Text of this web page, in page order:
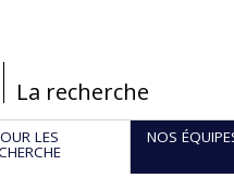
/La recherche
LES NOS